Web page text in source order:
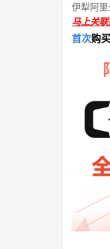
伊犁阿
马上关
首次购买